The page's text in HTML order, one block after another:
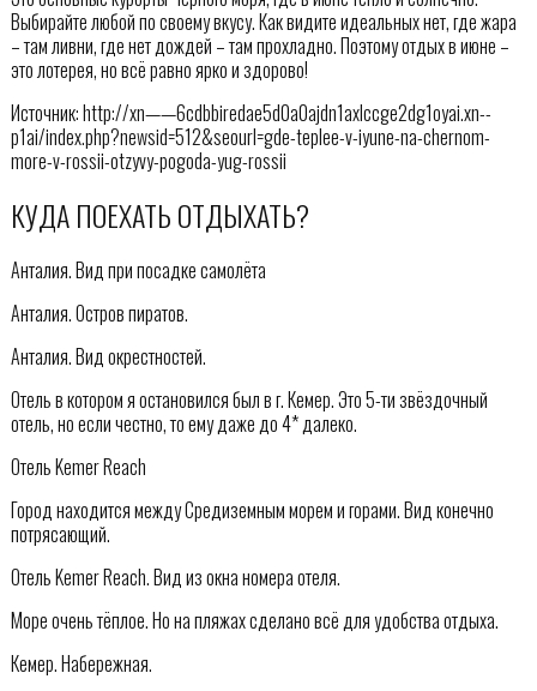
Выбирайте любой по своему вкусу. Как видите идеальных нет, где жара
– там ливни, где нет дождей – там прохладно. Поэтому отдых в июне –
это лотерея, но всё равно ярко и здорово!
Источник: http://xn——6cdbbiredae5d0a0ajdn1axlccge2dg1oyai.xn--
p1ai/index.php?newsid=512&seourl=gde-teplee-v-iyune-na-chernom-
more-v-rossii-otzyvy-pogoda-yug-rossii
КУДА ПОЕХАТЬ ОТДЫХАТЬ?
Анталия. Вид при посадке самолёта
Анталия. Остров пиратов.
Анталия. Вид окрестностей.
Отель в котором я остановился был в г. Кемер. Это 5-ти звёздочный
отель, но если честно, то ему даже до 4* далеко.
Отель Kemer Reach
Город находится между Средиземным морем и горами. Вид конечно
потрясающий.
Отель Kemer Reach. Вид из окна номера отеля.
Море очень тёплое. Но на пляжах сделано всё для удобства отдыха.
Кемер. Набережная.